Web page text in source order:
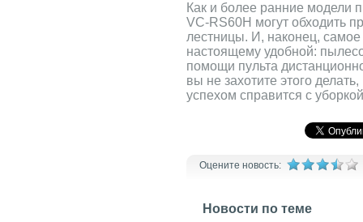
Как и более ранние модели
VC-RS60H могут обходить
лестницы. И, наконец, самое
настоящему удобной:
помощи пульта
вы не захотите этого
успехом справится с
Оцените новость:
Новости по теме